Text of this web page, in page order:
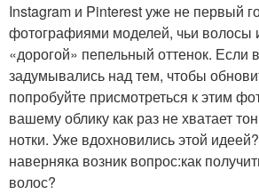
Instagram и Pinterest уже не первый
фотографиями моделей, чьи волосы
«дорогой» пепельный оттенок. Если
задумывались над тем, чтобы
попробуйте присмотреться к этим
вашему облику как раз не хватает
нотки. Уже вдохновились этой
наверняка возник вопрос:как
волос?